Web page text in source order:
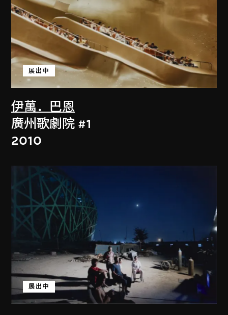
伊萬．巴恩
展出中
廣州歌劇院 #1
2010
展出中